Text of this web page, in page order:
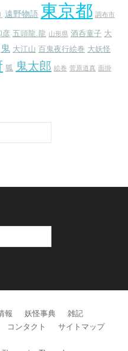
遠野物語 東京都 調布市
彦 五頭龍.龍 山形県 酒呑童子 大
鬼 大江山 百鬼夜行絵巻 大妖怪
狐 鬼太郎 絵巻 菅原道真 面掛
報 妖怪事典
雑記
コンタクト サイトマップ